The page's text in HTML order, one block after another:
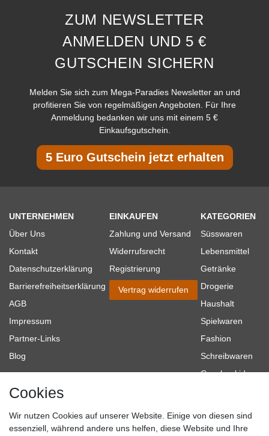
ZUM NEWSLETTER
ANMELDEN UND 5 €
GUTSCHEIN SICHERN
Melden Sie sich zum Mega-Paradies Newsletter an und
profitieren Sie von regelmäßigen Angeboten. Für Ihre
Anmeldung bedanken wir uns mit einem 5 €
Einkaufsgutschein.
5 Euro Gutschein jetzt erhalten
UNTERNEHMEN
Über Uns
Kontakt
Datenschutzerklärung
Barrierefreiheitserklärung
AGB
Impressum
Partner-Links
Blog
EINKAUFEN
Zahlung und Versand
Widerrufsrecht
Registrierung
Vertrag widerrufen
KATEGORIEN
Süsswaren
Lebensmittel
Getränke
Drogerie
Haushalt
Spielwaren
Fashion
Schreibwaren
Geschenkideen
Topmarken
Cookies
Wir nutzen Cookies auf unserer Website. Einige von diesen sind
essenziell, während andere uns helfen, diese Website und Ihre